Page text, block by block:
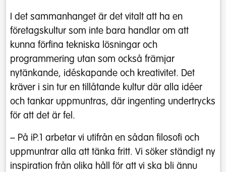
I det sammanhanget är det vitalt att ha en
företagskultur som inte bara handlar om att
kunna förfina tekniska lösningar och
programmering utan som också främjar
nytänkande, idéskapande och kreativitet. Det
kräver i sin tur en tillåtande kultur där alla idéer
och tankar uppmuntras, där ingenting undertrycks
för att det är fel.
– På iP.1 arbetar vi utifrån en sådan filosofi och
uppmuntrar alla att tänka fritt. Vi söker ständigt ny
inspiration från olika håll för att vi ska bli ännu